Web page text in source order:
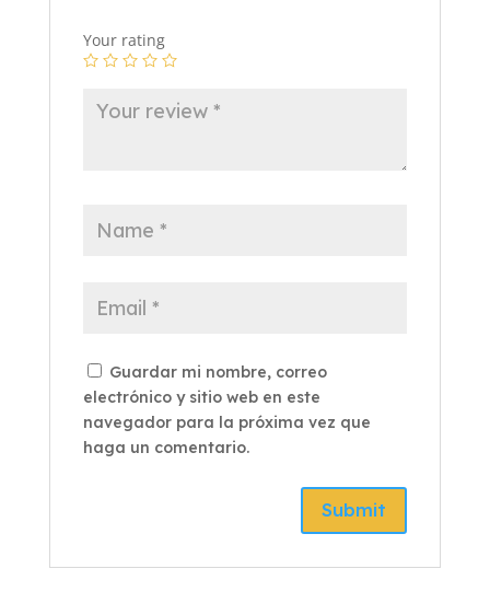
Your rating
Guardar mi nombre, correo
electrónico y sitio web en este
navegador para la próxima vez que
haga un comentario.